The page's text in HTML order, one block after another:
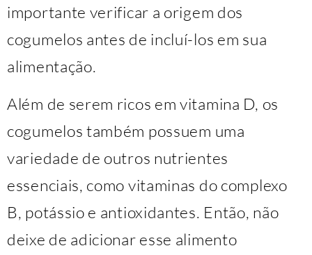
importante verificar a origem dos
cogumelos antes de incluí-los em sua
alimentação.
Além de serem ricos em vitamina D, os
cogumelos também possuem uma
variedade de outros nutrientes
essenciais, como vitaminas do complexo
B, potássio e antioxidantes. Então, não
deixe de adicionar esse alimento